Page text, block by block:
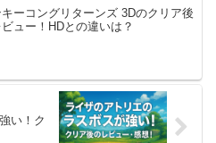
キーコングリターンズ 3Dのクリア後
ュー！HDとの違いは？
い！ク